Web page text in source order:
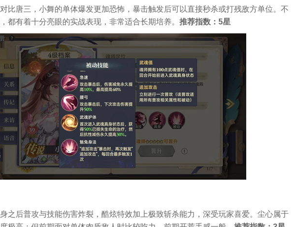
比唐三，小舞的单体爆发更加恐怖，暴击触发后可以直接秒杀或打残敌方单位。不
都有着十分亮眼的实战表现，非常适合长期培养。 推荐指数：5星
之后普攻与技能伤害炸裂，酷炫特效加上极致斩杀能力，深受玩家喜爱。尘心属于